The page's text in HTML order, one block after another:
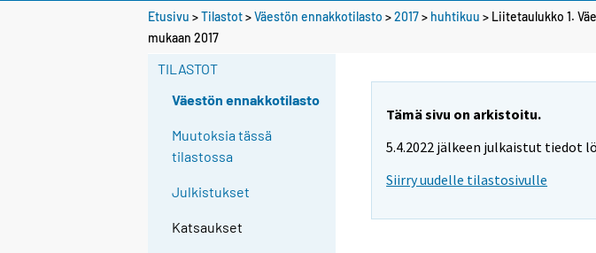
Etusivu >Tilastot>Väestön ennakkotilasto >2017> huhtikuu > Liitetaulukko 1.
mukaan 2017
TILASTOT
Väestön ennakkotilasto
Muutoksia tässä
tilastossa
Julkistukset
Katsaukset
Tämä sivu on arkistoitu.
5.4.2022 jälkeen julkaistut tiedot
Siirry uudelle tilastosivulle